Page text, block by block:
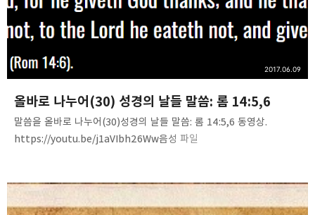
구독하기
올바로 나누어(30) 성경의 날들 말씀: 롬 14:5,6
2017.06.09
말씀을 올바로 나누어(30)성경의 날들 말씀: 롬 14:5,6 동영상.
https://youtu.be/j1aVIbh26Ww음성 파일
마지막 날들3. 안식일, 주의 첫날, 주일4. 주의 날, 그리스도의 날, 주
예수 그리스도의 날, 사람의 아들의 날5. 구원의 날6. 하나님의 날 쉽고